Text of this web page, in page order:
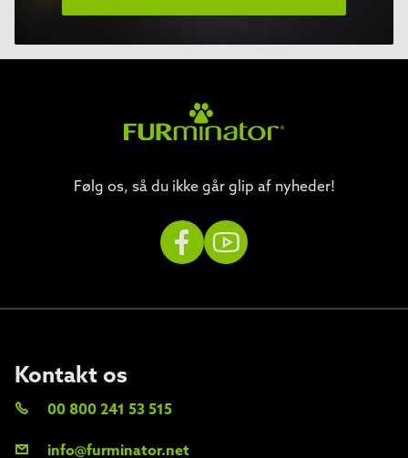
Følg os, så du ikke går glip af nyheder!
Kontakt os
00 800 241 53 515
info@furminator.net